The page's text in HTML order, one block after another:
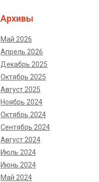
Архивы
Май 2026
Апрель 2026
Декабрь 2025
Октябрь 2025
Август 2025
Ноябрь 2024
Октябрь 2024
Сентябрь 2024
Август 2024
Июль 2024
Июнь 2024
Май 2024